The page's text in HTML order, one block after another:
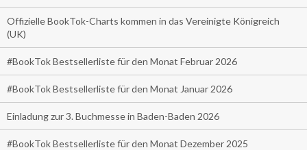
Offizielle BookTok-Charts kommen in das Vereinigte Königreich
(UK)
#BookTok Bestsellerliste für den Monat Februar 2026
#BookTok Bestsellerliste für den Monat Januar 2026
Einladung zur 3. Buchmesse in Baden-Baden 2026
#BookTok Bestsellerliste für den Monat Dezember 2025